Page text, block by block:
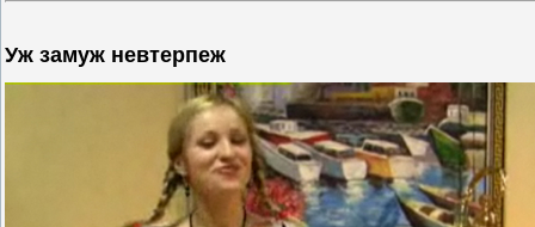
Уж замуж невтерпеж